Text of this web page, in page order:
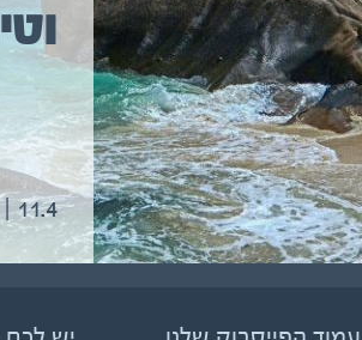
11.4 | 9 ימים
טיול שייט מקיף
בהדרכת גיל יניב
5.6 | 12 ימים לפרטים והרשמה